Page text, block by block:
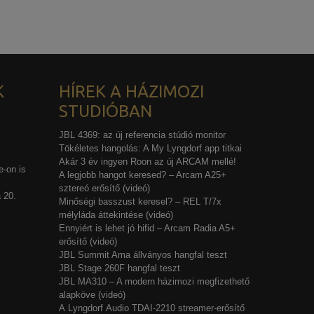
on is
HÍREK A HÁZIMOZI
STUDIÓBAN
JBL 4369: az új referencia stúdió monitor
Tökéletes hangolás: A My Lyngdorf app titkai
Akár 3 év ingyen Roon az új ARCAM mellé!
A legjobb hangot keresed? – Arcam A25+
sztereó erősítő (videó)
Minőségi basszust keresel? – REL T/7x
mélyláda áttekintése (videó)
Ennyiért is lehet jó hifid – Arcam Radia A5+
erősítő (videó)
JBL Summit Ama állványos hangfal teszt
JBL Stage 260F hangfal teszt
JBL MA310 – A modern házimozi megfizethető
alapköve (videó)
A Lyngdorf Audio TDAI-2210 streamer-erősítő